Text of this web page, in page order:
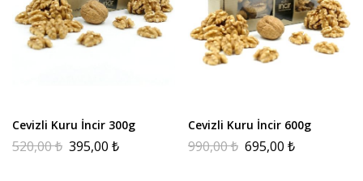
Cevizli Kuru İncir 300g
520,00₺ 395,00 ₺
Cevizli Kuru İncir 600g
990,00₺ 695,00 ₺